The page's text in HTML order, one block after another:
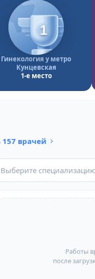
1
Гинекология у метро
Кунцевская
1-е место
врачей
Выберите
Работы
после